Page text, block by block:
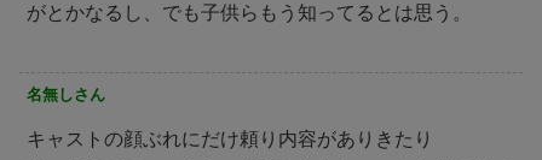
がとかなるし、でも子供らもう知ってるとは思う。
名無しさん
キャストの顔ぶれにだけ頼り内容がありきたり